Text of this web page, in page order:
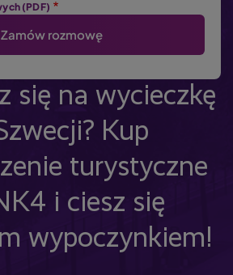
(PDF)
się na wycieczkę
Kup
turystyczne
i ciesz się
wypoczynkiem!